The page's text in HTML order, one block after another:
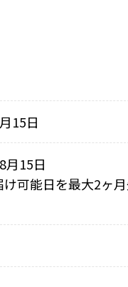
15日
月15日
可能日を最大2ヶ